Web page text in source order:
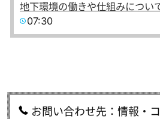
地下環境の働きや仕組みについ
07:30
お問い合わせ先：情報・